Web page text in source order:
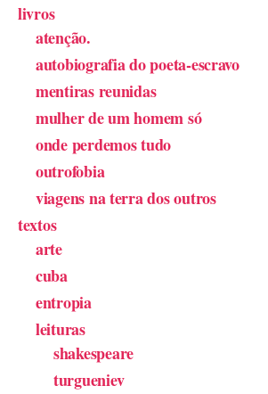
livros
atenção.
autobiografia do poeta-escravo
mentiras reunidas
mulher de um homem só
onde perdemos tudo
outrofobia
viagens na terra dos outros
textos
arte
cuba
entropia
leituras
shakespeare
turgueniev